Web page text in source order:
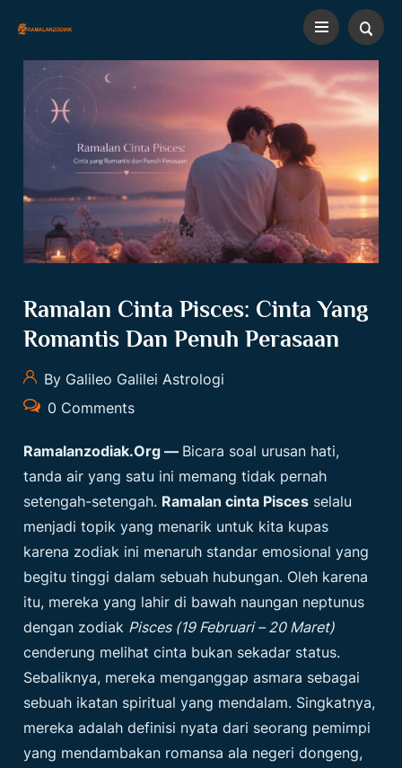
Ramalan Cinta Pisces: Cinta Yang
Romantis Dan Penuh Perasaan
By Galileo Galilei Astrologi
0 Comments
Ramalanzodiak.org — Bicara soal urusan hati,
tanda air yang satu ini memang tidak pernah
setengah-setengah. Ramalan cinta Pisces selalu
menjadi topik yang menarik untuk kita kupas
karena zodiak ini menaruh standar emosional yang
begitu tinggi dalam sebuah hubungan. Oleh karena
itu, mereka yang lahir di bawah naungan neptunus
dengan zodiak Pisces (19 Februari – 20 Maret)
cenderung melihat cinta bukan sekadar status.
Sebaliknya, mereka menganggap asmara sebagai
sebuah ikatan spiritual yang mendalam. Singkatnya,
mereka adalah definisi nyata dari seorang pemimpi
yang mendambakan romansa ala negeri dongeng,